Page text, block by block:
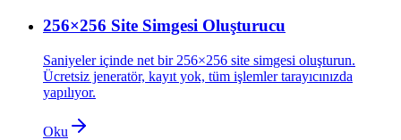
256×256 Site Simgesi Oluşturucu
Saniyeler içinde net bir 256×256 site simgesi oluşturun.
Ücretsiz jeneratör, kayıt yok, tüm işlemler tarayıcınızda
yapılıyor.
Oku